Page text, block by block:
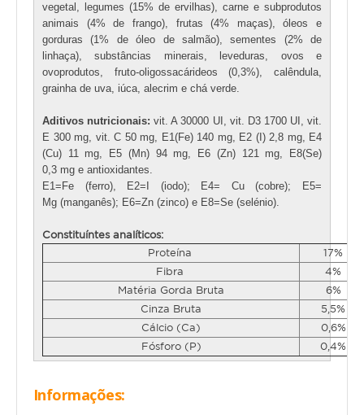
DEVOLUÇÕES
XPET
QUEM SOMOS
CONTACTOS
AJUDA
ENTREGAS E ENCOMENDAS
FORMAS DE PAGAMENTO
POLÍTICA DE PRIVACIDADE
vegetal, legumes (15% de ervilhas), carne e subprodutos
animais (4% de frango), frutas (4% maças), óleos e
gorduras (1% de óleo de salmão), sementes (2% de
linhaça), substâncias minerais, leveduras, ovos e
ovoprodutos, fruto-oligossacárideos (0,3%), calêndula,
grainha de uva, iúca, alecrim e chá verde.
Aditivos nutricionais: vit. A 30000 UI, vit. D3 1700 UI, vit.
E 300 mg, vit. C 50 mg, E1(Fe) 140 mg, E2 (I) 2,8 mg, E4
(Cu) 11 mg, E5 (Mn) 94 mg, E6 (Zn) 121 mg, E8(Se)
0,3 mg e antioxidantes.
E1=Fe (ferro), E2=I (iodo); E4= Cu (cobre); E5=
Mg (manganês); E6=Zn (zinco) e E8=Se (selénio).
Constituíntes analíticos:
Proteína
17%
Fibra
4%
Matéria Gorda Bruta
6%
Cinza Bruta
5,5%
Cálcio (Ca)
0,6%
Fósforo (P)
0,4%
Informações: